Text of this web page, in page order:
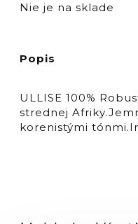
Nie je na sklade
Popis
ULLISE 100%
strednej
korenistými